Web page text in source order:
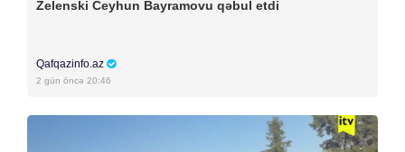
Zelenski Ceyhun Bayramovu qəbul etdi
Qafqazinfo.az
2 gün öncə 20:46